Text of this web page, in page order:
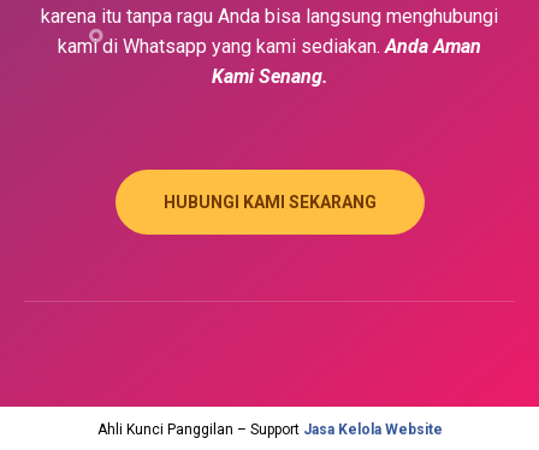
karena itu tanpa ragu Anda bisa langsung menghubungi
kami di Whatsapp yang kami sediakan.Anda Aman
Kami Senang.
HUBUNGI KAMI SEKARANG
Ahli Kunci Panggilan – Support Jasa Kelola Website